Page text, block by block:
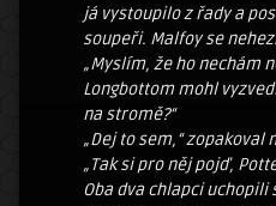
já vystoupilo z řady a
soupeři. Malfoy se
„Myslím, že ho nechám
Longbottom mohl
na stromě?“
„Dej to sem,“ zopakoval
„Tak si pro něj pojď,
Oba dva chlapci uchopili